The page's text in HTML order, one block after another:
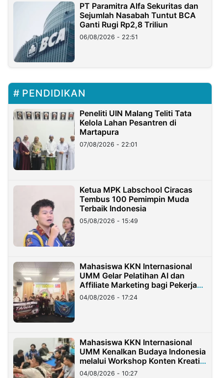
PT Paramitra Alfa Sekuritas dan
Sejumlah Nasabah Tuntut BCA
Ganti Rugi Rp2,8 Triliun
06/08/2026 - 22:51
PENDIDIKAN
Peneliti UIN Malang Teliti Tata
Kelola Lahan Pesantren di
Martapura
07/08/2026 - 22:01
Ketua MPK Labschool Ciracas
Tembus 100 Pemimpin Muda
Terbaik Indonesia
05/08/2026 - 15:49
Mahasiswa KKN Internasional
UMM Gelar Pelatihan AI dan
Affiliate Marketing bagi Pekerja
Migran Indonesia di Taiwan
04/08/2026 - 17:24
Mahasiswa KKN Internasional
UMM Kenalkan Budaya Indonesia
melalui Workshop Konten Kreatif
di Taiwan
04/08/2026 - 10:27